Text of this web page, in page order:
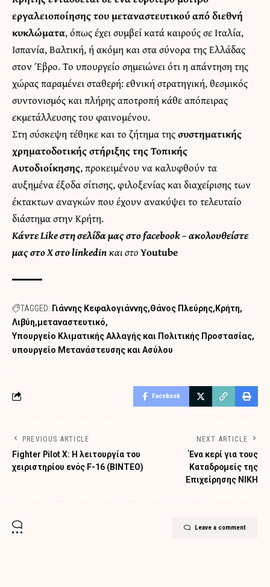
εργαλειοποίησης του μεταναστευτικού από διεθνή
κυκλώματα, όπως έχει συμβεί κατά καιρούς σε Ιταλία,
Ισπανία, Βαλτική, ή ακόμη και στα σύνορα της Ελλάδας
στον Έβρο. Το υπουργείο σημειώνει ότι η απάντηση της
χώρας παραμένει σταθερή: εθνική στρατηγική, θεσμικός
συντονισμός και πλήρης αποτροπή κάθε απόπειρας
εκμετάλλευσης του φαινομένου.
Στη σύσκεψη τέθηκε και το ζήτημα τηςσυστηματικής
χρηματοδοτικής στήριξης της Τοπικής
Αυτοδιοίκησης, προκειμένου να καλυφθούν τα
αυξημένα έξοδα σίτισης, φιλοξενίας και διαχείρισης των
έκτακτων αναγκών που έχουν ανακύψει το τελευταίο
διάστημα στην Κρήτη.
ΚάντεLike στη σελίδα μας στο facebook– ακολουθείστε
μας στοXστοlinkedinκαι στοYoutube
TAGGED: Γιάννης Κεφαλογιάννης Θάνος Πλεύρης Κρήτη
Λιβύη μεταναστευτικό
Υπουργείο Κλιματικής Αλλαγής και Πολιτικής Προστασίας
υπουργείο Μετανάστευσης και Ασύλου
Facebook
PREVIOUS ARTICLE
Fighter Pilot X: Η λειτουργία του
χειριστηρίου ενός F-16 (ΒΙΝΤΕΟ)
NEXT ARTICLE
Ένα κερί για τους
Καταδρομείς της
Επιχείρησης ΝΙΚΗ
Leave a comment